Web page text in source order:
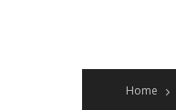
Home